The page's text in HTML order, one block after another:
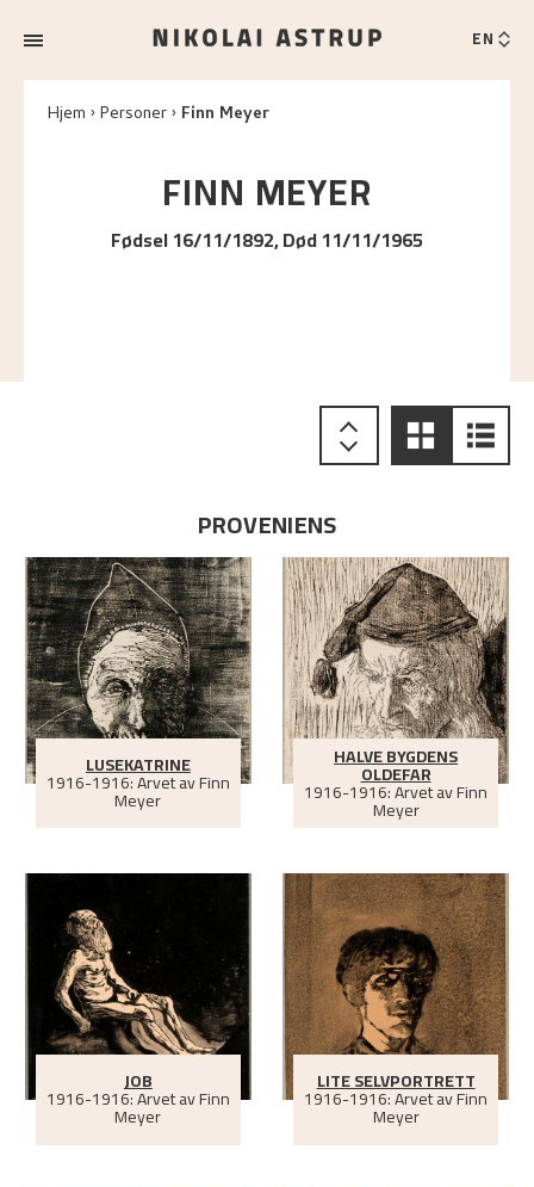
EN
Hjem Personer Finn Meyer
FINN MEYER
Fødsel 16/11/1892, Død 11/11/1965
PROVENIENS
LUSEKATRINE
1916-1916: Arvet av Finn
Meyer
HALVE BYGDENS
OLDEFAR
1916-1916: Arvet av Finn
Meyer
JOB
1916-1916: Arvet av Finn
Meyer
LITE SELVPORTRETT
1916-1916: Arvet av Finn
Meyer